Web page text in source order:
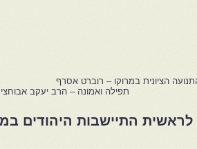
הציונית במרוקו – רוברט אסרף
תפילה ואמונה – הרב יעקב
התיישבות היהודים